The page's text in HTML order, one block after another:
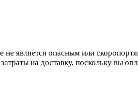
является опасным или
на доставку, поскольку вы